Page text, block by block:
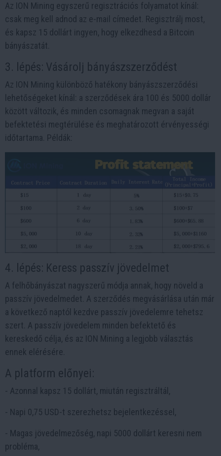
Az ION Mining egyszerű regisztrációs folyamatot kínál:
csak meg kell adnod az e-mail címedet. Regisztrálj most,
és kapsz 15 dollárt ingyen, hogy elkezdhesd a Bitcoin
bányászatát.
3. lépés: Vásárolj bányászszerződést
Az ION Mining különböző hatékony bányászszerződési
lehetőségeket kínál: a szerződések ára 100 és 5000 dollár
között változik, és minden csomagnak megvan a saját
befektetési megtérülése és meghatározott érvényességi
időtartama. Példák:
4. lépés: Keress passzív jövedelmet
A felhőbányászat nagyszerű módja annak, hogy növeld a
passzív jövedelmedet. A szerződés megvásárlása után már
a következő naptól kezdve passzív jövedelemre tehetsz
szert. A passzív jövedelem minden befektető és
kereskedő célja, és az ION Mining a legjobb választás
ennek elérésére.
A platform előnyei:
- Azonnal kapsz 15 dollárt, miután regisztráltál,
- Napi 0,75 USD-t szerezhetsz bejelentkezéssel,
- Magas jövedelmezőség, napi 5000 dollárt keresni nem
probléma,